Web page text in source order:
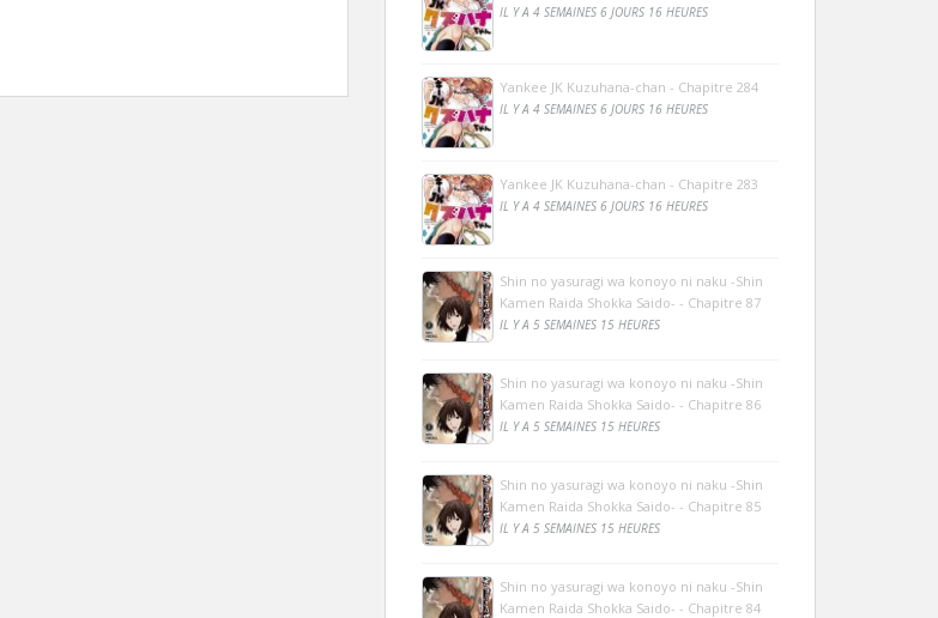
IL Y A 4 SEMAINES 6 JOURS 16 HEURES
Yankee JK Kuzuhana-chan - Chapitre 284
IL Y A 4 SEMAINES 6 JOURS 16 HEURES
Yankee JK Kuzuhana-chan - Chapitre 283
IL Y A 4 SEMAINES 6 JOURS 16 HEURES
Shin no yasuragi wa konoyo ni naku -Shin
Kamen Raida Shokka Saido- - Chapitre 87
IL Y A 5 SEMAINES 15 HEURES
Shin no yasuragi wa konoyo ni naku -Shin
Kamen Raida Shokka Saido- - Chapitre 86
IL Y A 5 SEMAINES 15 HEURES
Shin no yasuragi wa konoyo ni naku -Shin
Kamen Raida Shokka Saido- - Chapitre 85
IL Y A 5 SEMAINES 15 HEURES
Shin no yasuragi wa konoyo ni naku -Shin
Kamen Raida Shokka Saido- - Chapitre 84